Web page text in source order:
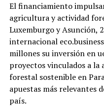
El financiamiento
agricultura y actividad
Luxemburgo y Asunción,
internacional
millones su inversión en
proyectos vinculados a
forestal sostenible en
apuestas más relevantes
país.